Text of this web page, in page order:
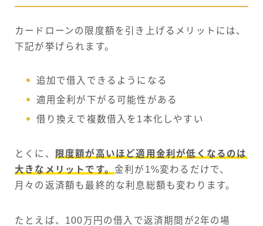
カードローンの限度額を引き上げるメリットには、
下記が挙げられます。
追加で借入できるようになる
適用金利が下がる可能性がある
借り換えで複数借入を1本化しやすい
とくに、
限度額が高いほど適用金利が低くなるのは
大きなメリットです。 金利が1%変わるだけで、
月々の返済額も最終的な利息総額も変わります。
たとえば、100万円の借入で返済期間が2年の場